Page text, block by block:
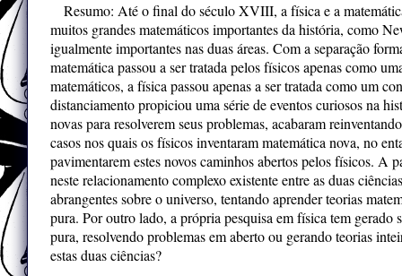
Resumo: Até o final do século XVIII, a física e a
muitos grandes matemáticos importantes da história, como
igualmente importantes nas duas áreas. Com a separação
matemática passou a ser tratada pelos físicos apenas como
matemáticos, a física passou apenas a ser tratada como um
distanciamento propiciou uma série de eventos curiosos na
novas para resolverem seus problemas, acabaram
casos nos quais os físicos inventaram matemática nova, no
pavimentarem estes novos caminhos abertos pelos físicos. A
neste relacionamento complexo existente entre as duas
abrangentes sobre o universo, tentando aprender teorias
pura. Por outro lado, a própria pesquisa em física tem
pura, resolvendo problemas em aberto ou gerando teorias
estas duas ciências?